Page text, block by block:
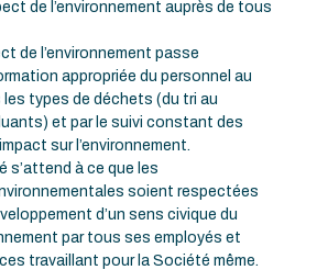
de l’environnement auprès de tous
de l’environnement passe
appropriée du personnel au
types de déchets (du tri au
et par le suivi constant des
sur l’environnement.
s’attend à ce que les
soient respectées
d’un sens civique du
par tous ses employés et
travaillant pour la Société même.